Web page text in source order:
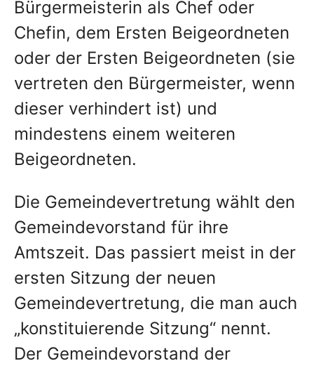
Bürgermeisterin als Chef oder
Chefin, dem Ersten Beigeordneten
oder der Ersten Beigeordneten (sie
vertreten den Bürgermeister, wenn
dieser verhindert ist) und
mindestens einem weiteren
Beigeordneten.
Die Gemeindevertretung wählt den
Gemeindevorstand für ihre
Amtszeit. Das passiert meist in der
ersten Sitzung der neuen
Gemeindevertretung, die man auch
„konstituierende Sitzung“ nennt.
Der Gemeindevorstand der